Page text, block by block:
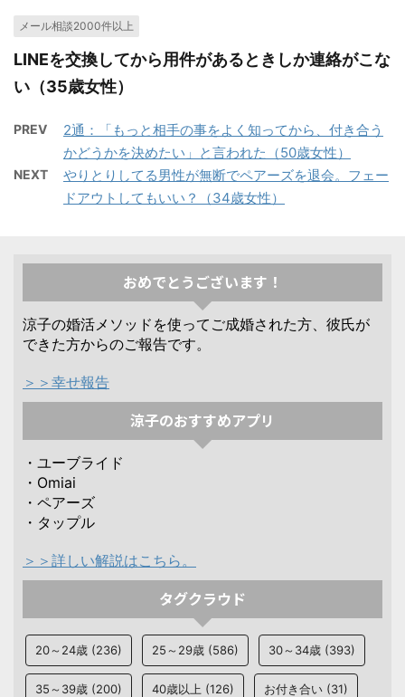
メール相談2000件以上
LINEを交換してから用件があるときしか連絡がこな
い（35歳女性）
PREV
2通：「もっと相手の事をよく知ってから、付き合う
かどうかを決めたい」と言われた（50歳女性）
NEXT
やりとりしてる男性が無断でペアーズを退会。フェー
ドアウトしてもいい？（34歳女性）
おめでとうございます！
涼子の婚活メソッドを使ってご成婚された方、彼氏が
できた方からのご報告です。
＞＞幸せ報告
涼子のおすすめアプリ
・ユーブライド
・Omiai
・ペアーズ
・タップル
＞＞詳しい解説はこちら。
タグクラウド
20～24歳 (236) 25～29歳 (586) 30～34歳 (393)
35～39歳 (200) 40歳以上 (126) お付き合い (31)